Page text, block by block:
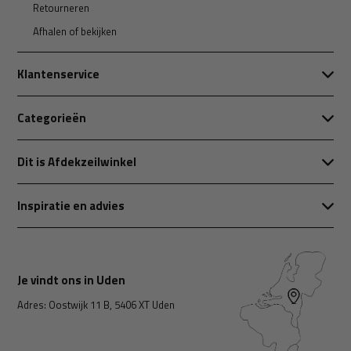
Retourneren
Afhalen of bekijken
Klantenservice
Categorieën
Dit is Afdekzeilwinkel
Inspiratie en advies
Je vindt ons in Uden
Adres: Oostwijk 11 B, 5406 XT Uden